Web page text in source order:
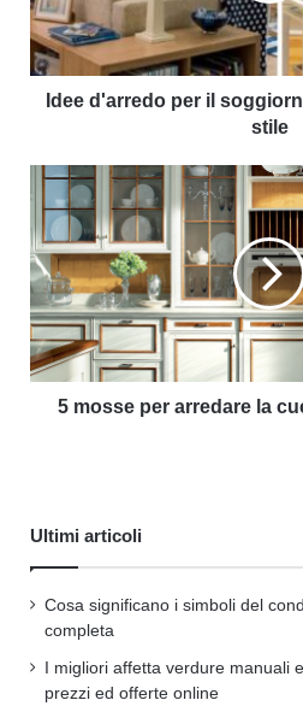
Idee d'arredo per il
stile
5 mosse per arredare la
Ultimi articoli
Cosa significano i simboli del
completa
I migliori affetta verdure manuali
prezzi ed offerte online